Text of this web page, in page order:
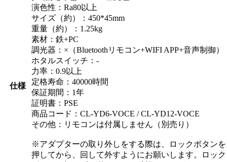
仕様
演色性：Ra80以上
サイズ（約）：450*45mm
重量（約）：1.25kg
素材：鉄+PC
調光器：×（Bluetoothリモコン+WIFI APP+音声制御）
ホタルスイッチ：-
力率：0.9以上
定格寿命：40000時間
保証期間：1年
証明書：PSE
商品コード：CL-YD6-VOCE / CL-YD12-VOCE
その他：リモコンは付属しません（別売り）
※アダプターの取り外しをする際は、ロックボタンを
押してから、回して外すようにお願いします。ロック